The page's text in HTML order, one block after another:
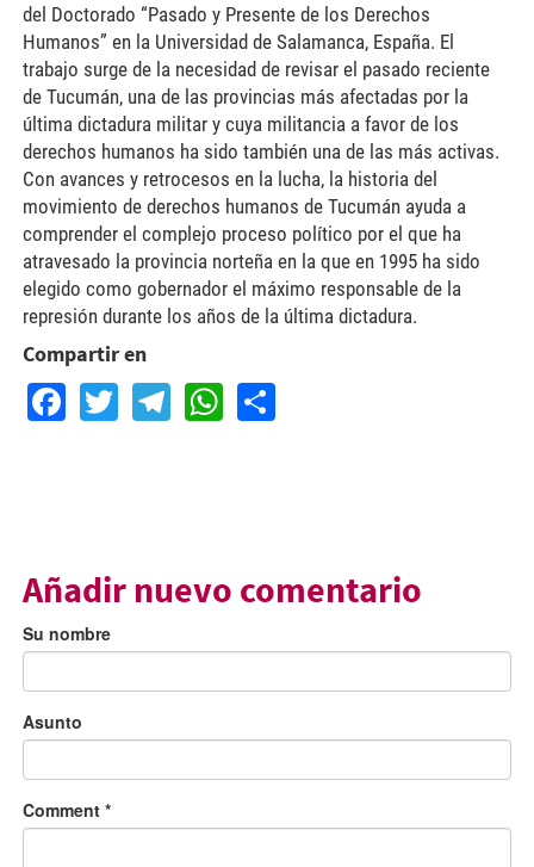
del Doctorado “Pasado y Presente de los Derechos
Humanos” en la Universidad de Salamanca, España. El
trabajo surge de la necesidad de revisar el pasado reciente
de Tucumán, una de las provincias más afectadas por la
última dictadura militar y cuya militancia a favor de los
derechos humanos ha sido también una de las más activas.
Con avances y retrocesos en la lucha, la historia del
movimiento de derechos humanos de Tucumán ayuda a
comprender el complejo proceso político por el que ha
atravesado la provincia norteña en la que en 1995 ha sido
elegido como gobernador el máximo responsable de la
represión durante los años de la última dictadura.
Compartir en
Facebook
TwitterTelegram
WhatsApp
Share
Añadir nuevo comentario
Su nombre
Asunto
Comment *